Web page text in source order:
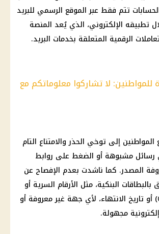
تتم فقط عبر الموقع الرسمي للبريد
تطبيقه الإلكتروني، الذي يُعد المنصة
الرقمية المتعلقة بخدمات البريد.
لا تشاركوا معلوماتكم مع
إلى توخي الحذر والامتناع التام
رسائل مشبوهة أو الضغط على روابط
المصدر. كما ناشدت بعدم الإفصاح عن
البنكية، مثل الأرقام السرية أو
كود التحقق (CVV) أو تاريخ الانتهاء، لأي جهة غير معروفة أو
مجهولة.